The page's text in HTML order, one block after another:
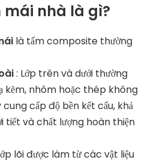
mái nhà là gì?
là tấm composite thường
: Lớp trên và dưới thường
kẽm, nhôm hoặc thép không
cấp độ bền kết cấu, khả
tiết và chất lượng hoàn thiện
lõi được làm từ các vật liệu